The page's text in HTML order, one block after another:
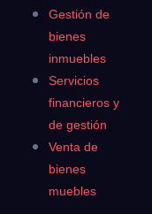
Gestión de
bienes
inmuebles
Servicios
financieros y
de gestión
Venta de
bienes
muebles